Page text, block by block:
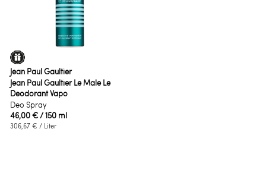
Jean Paul Gaultier
Jean Paul Gaultier Le Male Le
Deodorant Vapo
Deo Spray
46,00 €/ 150 ml
306,67 € / Liter